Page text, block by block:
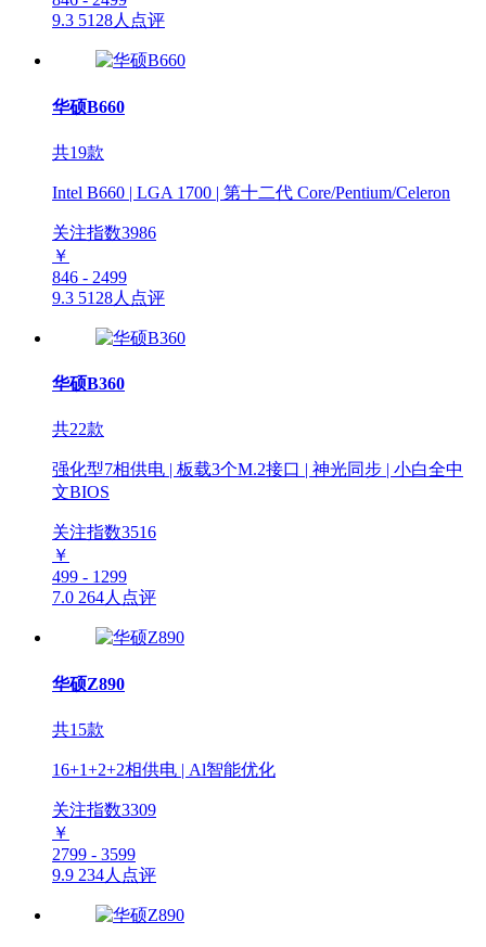
9.3 5128人点评
华硕B660
共19款
Intel B660 | LGA 1700 | 第十二代 Core/Pentium/Celeron
关注指数3986
￥
846 - 2499
9.3 5128人点评
华硕B360
共22款
强化型7相供电 | 板载3个M.2接口 | 神光同步 | 小白全中
文BIOS
关注指数3516
￥
499 - 1299
7.0 264人点评
华硕Z890
共15款
16+1+2+2相供电 | Al智能优化
关注指数3309
￥
2799 - 3599
9.9 234人点评